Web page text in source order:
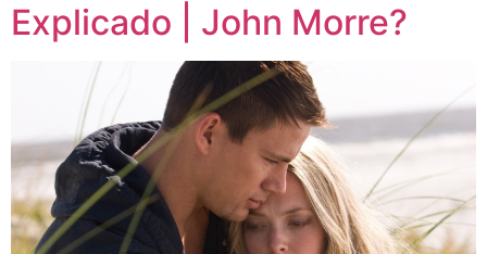
Explicado | John Morre?